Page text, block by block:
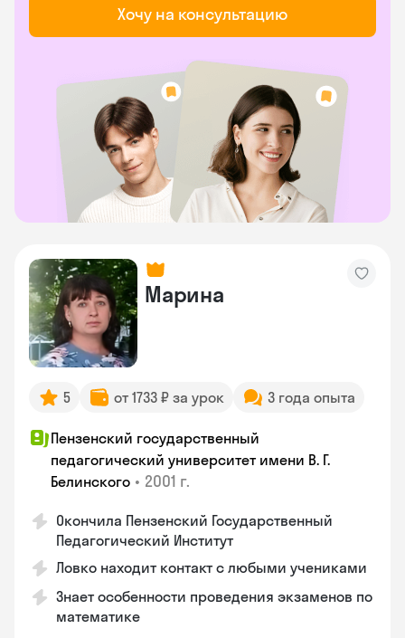
Хочу на консультацию
Марина
5 от 1733 ₽ за урок 3 года опыта
Пензенский государственный
педагогический университет имени В. Г.
Белинского • 2001 г.
Окончила Пензенский Государственный
Педагогический Институт
Ловко находит контакт с любыми учениками
Знает особенности проведения экзаменов по
математике